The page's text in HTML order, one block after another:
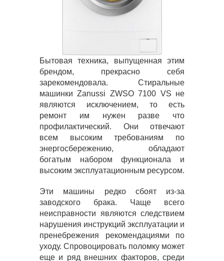
Бытовая техника, выпущенная этим
брендом, прекрасно себя
зарекомендовала. Стиральные
машинки Zanussi ZWSO 7100 VS не
являются исключением, то есть
ремонт им нужен разве что
профилактический. Они отвечают
всем высоким требованиям по
энергосбережению, обладают
богатым набором функционала и
высоким эксплуатационным ресурсом.
Эти машины редко сбоят из-за
заводского брака. Чаще всего
неисправности являются следствием
нарушения инструкций эксплуатации и
пренебрежения рекомендациями по
уходу. Спровоцировать поломку может
еще и ряд внешних факторов, среди